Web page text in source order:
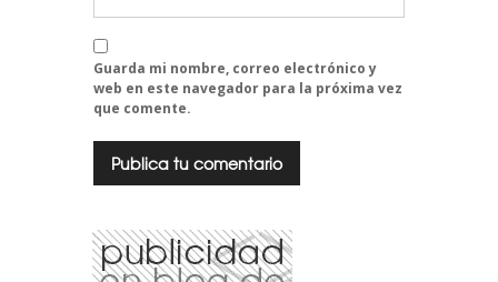
Guarda mi nombre, correo electrónico y
web en este navegador para la próxima vez
que comente.